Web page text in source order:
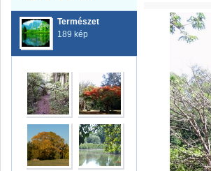
Természet
189 kép